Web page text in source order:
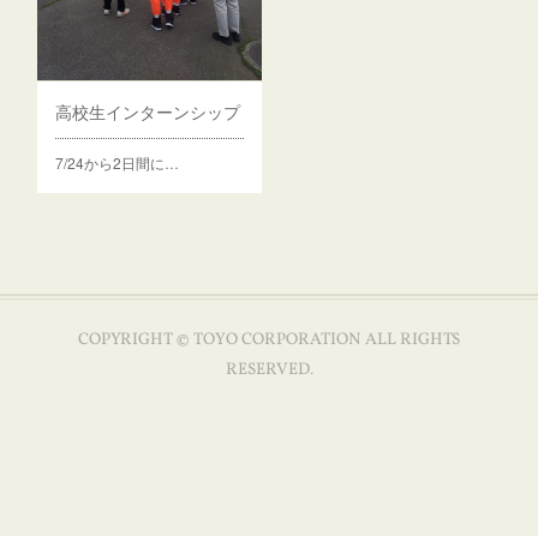
高校生インターンシップ
7/24から2日間に…
COPYRIGHT © TOYO CORPORATION ALL RIGHTS
RESERVED.